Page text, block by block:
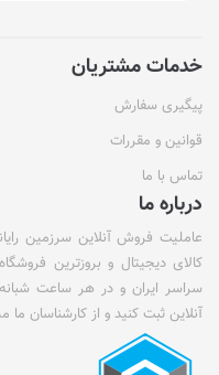
خدمات مشتریان
پیگیری سفارش
قوانین و مقررات
تماس با ما
درباره ما
عاملیت فروش آنلاین سرزمین
کالای دیجیتال و بروزترین
سراسر ایران و در هر ساعت
آنلاین ثبت کنید و از کارشناسان ما